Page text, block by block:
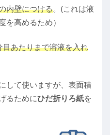
内壁につける。(これは液
を高めるため）
目あたりまで溶液を入れ
して使いますが、表面積
るためにひだ折りろ紙を